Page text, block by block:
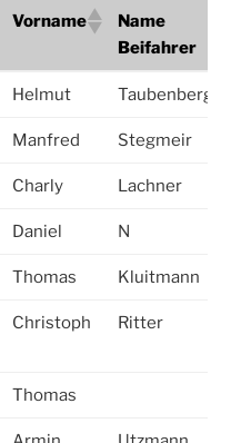
Vorname
Name
Beifahrer
Vorname
Name
Helmut Taubenberger
Manfred Stegmeir
Charly Lachner
Daniel N
Thomas Kluitmann
Christoph Ritter
Thomas